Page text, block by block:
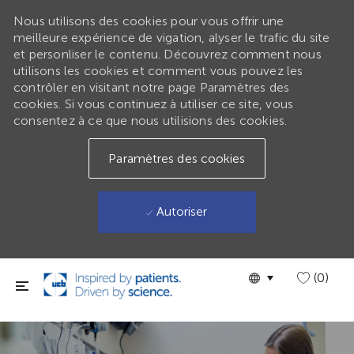
Passer au contenu principal
Language
GLOBAL(0)
Nous utilisons des cookies pour vous offrir une
meilleure expérience de vigation, alyser le trafic du site
et personliser le contenu. Découvrez comment nous
utilisons les cookies et comment vous pouvez les
contrôler en visitant notre page Paramètres des
cookies. Si vous continuez à utiliser ce site, vous
consentez à ce que nous utilisions des cookies.
Paramètres des cookies
Autoriser